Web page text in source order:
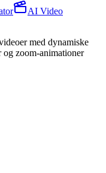
AI Video
med dynamiske
og zoom-animationer